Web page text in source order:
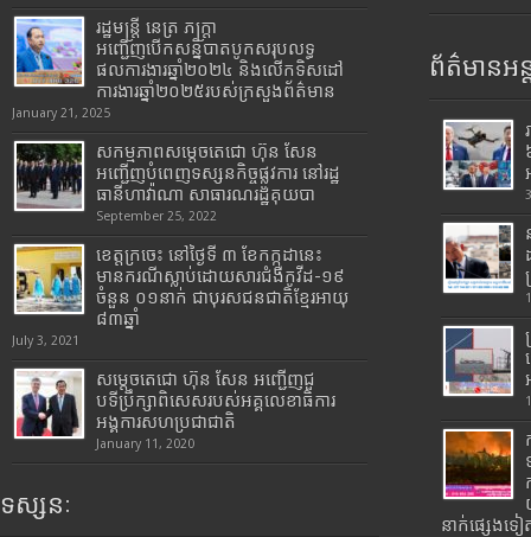
រដ្ឋមន្រ្តី​ នេត្រ​ ភក្ត្រា​
អញ្ជើញបើកសន្និបាតបូកសរុបលទ្ធ
ផលការងារឆ្នាំ២០២៤ និងលើកទិសដៅ
ការងារឆ្នាំ២០២៥របស់​ក្រសួង​ព័ត៌មាន​
January 21, 2025
សកម្មភាពសម្តេចតេជោ ហ៊ុន សែន
អញ្ជើញបំពេញទស្សនកិច្ចផ្លូវការ នៅរដ្ឋ
ធានីហាវ៉ាណា សាធារណរដ្ឋគុយបា
September 25, 2022
ខេត្តក្រចេះ នៅថ្ងៃទី ៣ ខែកក្កដានេះ
មានករណីស្លាប់ដោយសារជំងឺកូវីដ-១៩
ចំនួន ០១នាក់ ជាបុរសជនជាតិខ្មែរអាយុ
៨៣ឆ្នាំ
July 3, 2021
សម្តេចតេជោ ហ៊ុន សែន អញ្ជើញជួ
បទីប្រឹក្សាពិសេសរបស់អគ្គលេខាធិការ
អង្គការសហប្រជាជាតិ
January 11, 2020
ទស្សនៈ
ព័ត៌មានអន្
នាក់ផ្សេងទ